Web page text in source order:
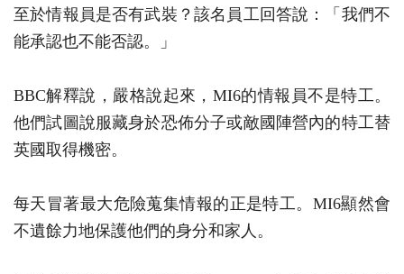
至於情報員是否有武裝？該名員工回答說：「我們不
能承認也不能否認。」
BBC解釋說，嚴格說起來，MI6的情報員不是特工。
他們試圖說服藏身於恐佈分子或敵國陣營內的特工替
英國取得機密。
每天冒著最大危險蒐集情報的正是特工。MI6顯然會
不遺餘力地保護他們的身分和家人。